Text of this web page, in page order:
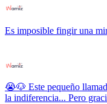
Es imposible fingir una
😭🐶 Este pequeño
la indiferencia... Pero